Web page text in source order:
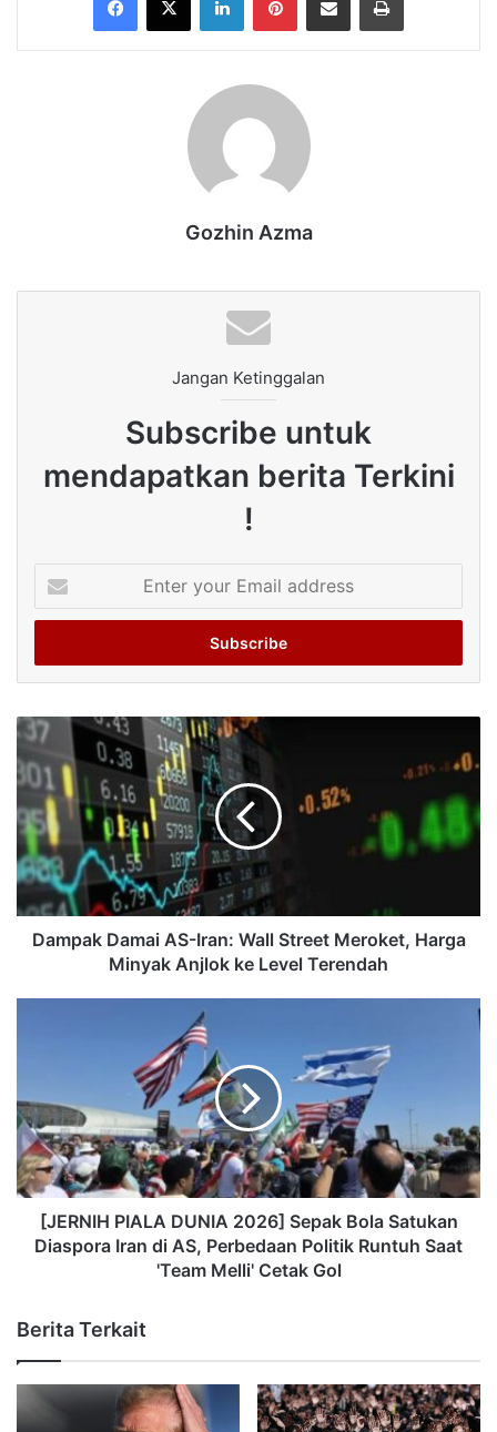
Gozhin Azma
Jangan Ketinggalan
Subscribe untuk
mendapatkan berita Terkini
!
your
Email
Dampak Damai AS-Iran: Wall Street Meroket, Harga
Minyak Anjlok ke Level Terendah
[JERNIH PIALA DUNIA 2026] Sepak Bola Satukan
Diaspora Iran di AS, Perbedaan Politik Runtuh Saat
'Team Melli' Cetak Gol
Berita Terkait